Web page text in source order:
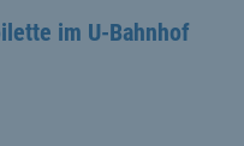
im U-Bahnhof